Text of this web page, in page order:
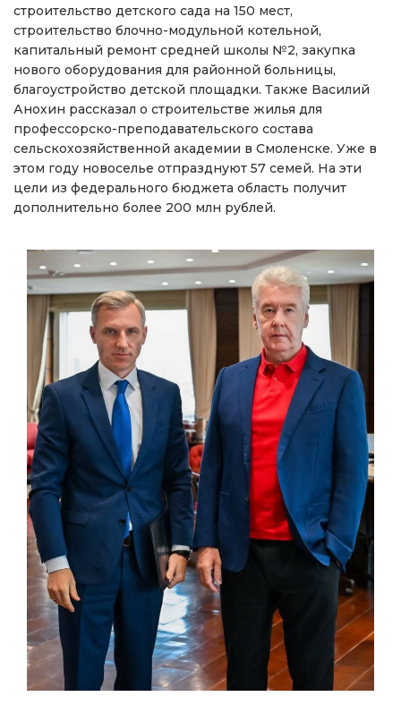
строительство детского сада на 150 мест,
строительство блочно-модульной котельной,
капитальный ремонт средней школы №2, закупка
нового оборудования для районной больницы,
благоустройство детской площадки. Также Василий
Анохин рассказал о строительстве жилья для
профессорско-преподавательского состава
сельскохозяйственной академии в Смоленске. Уже в
этом году новоселье отпразднуют 57 семей. На эти
цели из федерального бюджета область получит
дополнительно более 200 млн рублей.